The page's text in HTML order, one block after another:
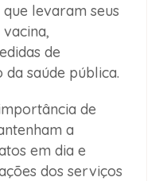
levaram seus
de
saúde pública.
de
a
em dia e
dos serviços